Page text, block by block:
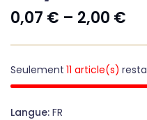
0,07 € – 2,00 €
Seulement 11 article(s)
Langue FR